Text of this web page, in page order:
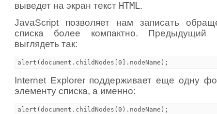
выведет на экран текст HTML.
JavaScript позволяет нам записать
списка более компактно. Предыдущий
выглядеть так:
alert(document.childNodes[0].nodeName);
Internet Explorer поддерживает еще одну
элементу списка, а именно:
alert(document.childNodes(0).nodeName);